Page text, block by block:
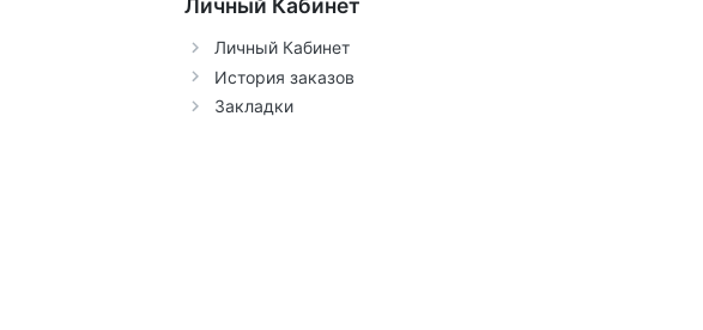
Личный Кабинет
Личный Кабинет
История заказов
Закладки